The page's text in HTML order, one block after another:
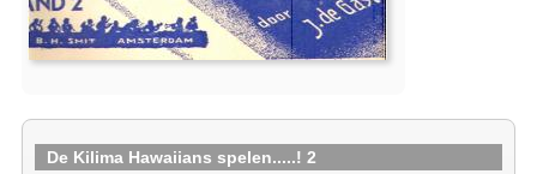
De Kilima Hawaiians spelen.....! 2